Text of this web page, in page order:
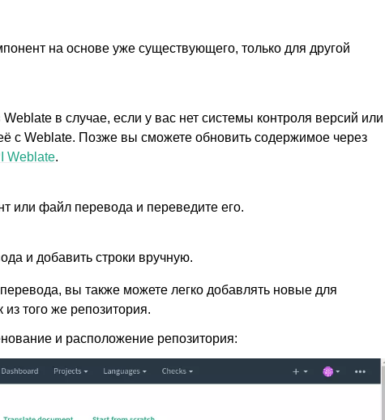
на основе уже существующего, только для другой
в случае, если у вас нет системы контроля версий или
с Weblate. Позже вы сможете обновить содержимое через
Weblate.
или файл перевода и переведите его.
и добавить строки вручную.
вы также можете легко добавлять новые для
того же репозитория.
и расположение репозитория: